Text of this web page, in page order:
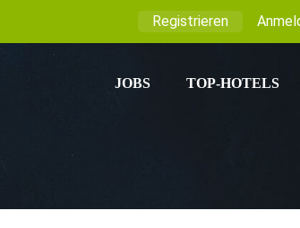
Registrieren
JOBS TOP-HOTELS